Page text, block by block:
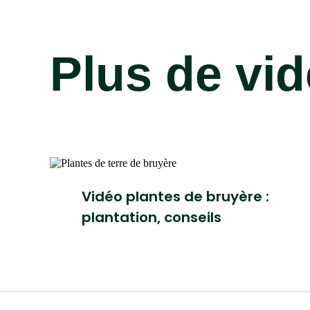
Plus de
Vidéo plantes de bruyère :
plantation, conseils